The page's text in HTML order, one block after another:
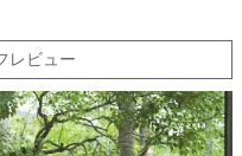
レビュー